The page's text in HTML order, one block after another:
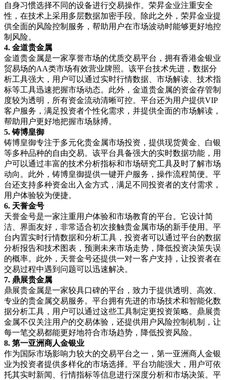
自身习惯选择不同的设备进行交易操作。荣昇金业注重安全
性，在技术上采用多层数据加密手段。除此之外，荣昇金业提
供全面的风险控制服务，帮助用户在市场波动时能够更好地控
制风险。
4. 金道贵金属
金道贵金属是一家享誉市场的优质交易平台，拥有香港金银业
贸易场的AA类市场有效营业牌照。该平台技术先进，数据分
析工具强大，用户可以通过实时行情数据、市场解读、技术指
标等工具迅速把握市场动态。此外，金道贵金属的资金存管制
度较为透明，所有资金流动清晰可控。平台还为用户提供VIP
客户服务，满足投资者个性化需求，并提供全面的市场解读，
帮助用户更好地把握市场脉搏。
5. 铸博皇御
铸博皇御专注于多元化贵金属市场投资，提供现货黄金、白银
等多种品种的自由交易。该平台具备强大的实时数据功能，用
户可以通过丰富的技术分析指标和市场研究工具及时了解市场
动向。此外，铸博皇御提供一键开户服务，操作流程简便。平
台还支持多种资金出入金方式，满足不同投资者的支付需求，
用户体验较为便捷。
6. 天誉金号
天誉金号是一家注重用户体验和市场教育的平台。它设计简
洁、界面友好，非常适合初次接触贵金属市场的新手使用。平
台内置实时行情数据和分析工具，投资者可以通过平台的数据
分析报告和技术图表，预测未来市场走势，降低投资决策失误
的概率。此外，天誉金号还提供一对一客户支持，让投资者在
交易过程中遇到问题可以迅速解决。
7. 鼎展贵金属
鼎展贵金属是一家较具口碑的平台，致力于提供透明、高效、
专业的贵金属交易服务。平台拥有先进的市场技术和智能化数
据分析工具，用户可以通过这些工具制定更投资策略。鼎展贵
金属不仅关注用户的交易体验，还提供用户风险控制机制，让
每一笔交易都能更好地符合市场趋势，降低投资风险。
8. 第一亚洲商人金银业
作为国际市场影响力较大的交易平台之一，第一亚洲商人金银
业为投资者提供多样化的市场选择。平台功能强大，用户可依
托其实时新闻、行情指标等信息进行深度分析和市场决策。平